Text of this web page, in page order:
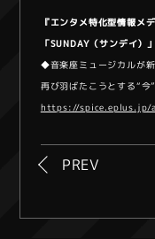
『エンタメ特化型情報メ
「SUNDAY（サンデイ）
◆音楽座ミュージカルが新
再び羽ばたこうとする“今
https://spice.eplus.jp/
PREV